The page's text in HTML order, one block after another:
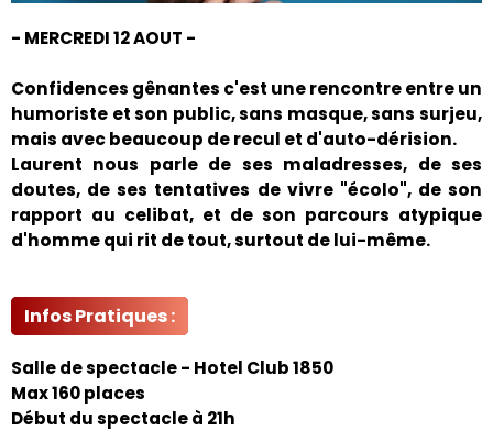
- MERCREDI 12 AOUT -
Confidences gênantes c'est une rencontre entre un
humoriste et son public, sans masque, sans surjeu,
mais avec beaucoup de recul et d'auto-dérision.
Laurent nous parle de ses maladresses, de ses
doutes, de ses tentatives de vivre "écolo", de son
rapport au celibat, et de son parcours atypique
d'homme qui rit de tout, surtout de lui-même.
Infos Pratiques :
Salle de spectacle - Hotel Club 1850
Max 160 places
Début du spectacle à 21h